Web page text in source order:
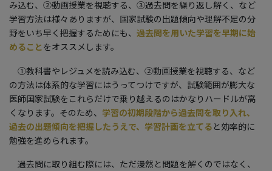
み込む、②動画授業を視聴する、③過去問を繰り返し解く、など
学習方法は様々ありますが、国家試験の出題傾向や理解不足の分
野をいち早く把握するためにも、 過去問を用いた学習を早期に始
めること をオススメします。
①教科書やレジュメを読み込む、②動画授業を視聴する、など
の方法は体系的な学習にはうってつけですが、試験範囲が膨大な
医師国家試験をこれらだけで乗り越えるのはかなりハードルが高
くなります。そのため、 学習の初期段階から過去問を取り入れ、
過去の出題傾向を把握したうえで、学習計画を立てる と効率的に
勉強を進められます。
過去問に取り組む際には、ただ漫然と問題を解くのではなく、